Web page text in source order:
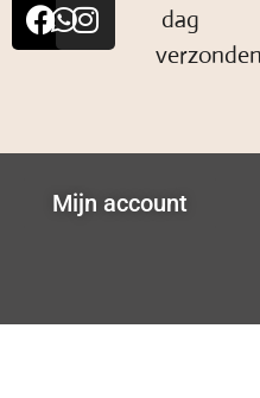
dag
verzonden
Mijn account